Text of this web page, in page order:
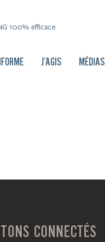
100% efficace
J’AGIS MÉDIAS
CONNECTÉS